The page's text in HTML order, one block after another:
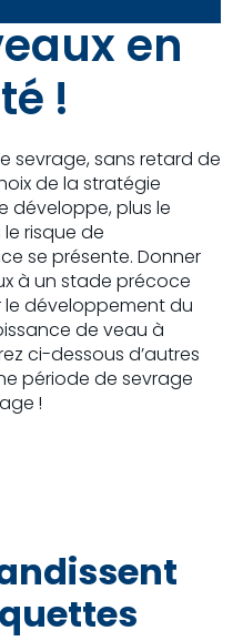
en
!
sevrage, sans retard de
de la stratégie
développe, plus le
risque de
se présente. Donner
à un stade précoce
développement du
de veau à
ci-dessous d’autres
période de sevrage
!